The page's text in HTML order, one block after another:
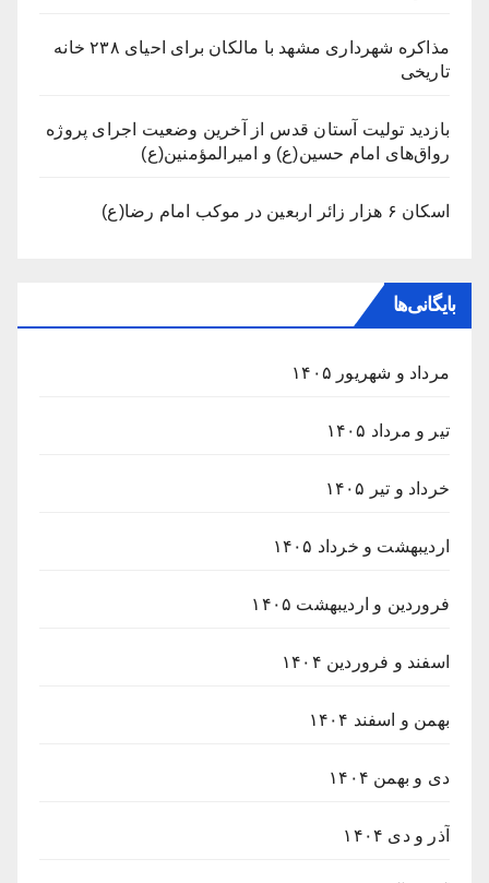
مذاکره شهرداری مشهد با مالکان برای احیای ۲۳۸ خانه
تاریخی
بازدید تولیت آستان قدس از آخرین وضعیت اجرای پروژه
رواق‌های امام حسین(ع) و امیرالمؤمنین(ع)
اسکان ۶ هزار زائر اربعین در موکب امام رضا(ع)
بایگانی‌ها
مرداد و شهریور ۱۴۰۵
تیر و مرداد ۱۴۰۵
خرداد و تیر ۱۴۰۵
اردیبهشت و خرداد ۱۴۰۵
فروردین و اردیبهشت ۱۴۰۵
اسفند و فروردین ۱۴۰۴
بهمن و اسفند ۱۴۰۴
دی و بهمن ۱۴۰۴
آذر و دی ۱۴۰۴